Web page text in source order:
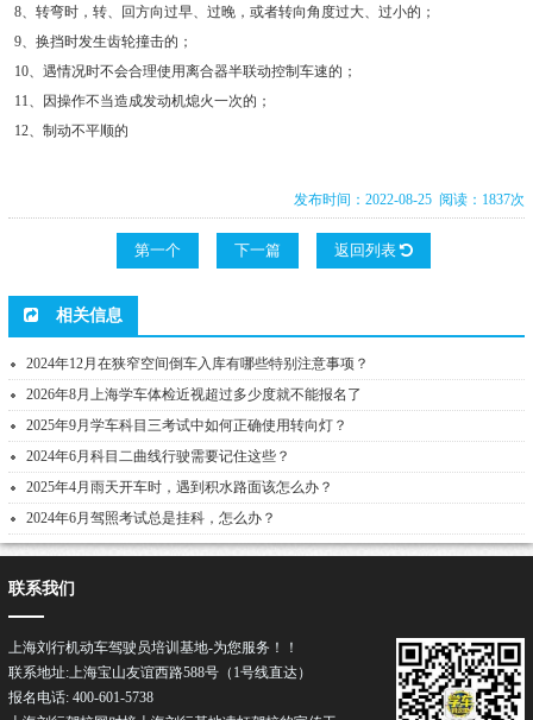
8、转弯时，转、回方向过早、过晚，或者转向角度过大、过小的；
9、换挡时发生齿轮撞击的；
10、遇情况时不会合理使用离合器半联动控制车速的；
11、因操作不当造成发动机熄火一次的；
12、制动不平顺的
发布时间：2022-08-25 阅读：1837次
第一个 下一篇 返回列表
相关信息
2024年12月在狭窄空间倒车入库有哪些特别注意事项？
2026年8月上海学车体检近视超过多少度就不能报名了
2025年9月学车科目三考试中如何正确使用转向灯？
2024年6月科目二曲线行驶需要记住这些？
2025年4月雨天开车时，遇到积水路面该怎么办？
2024年6月驾照考试总是挂科，怎么办？
联系我们
上海刘行机动车驾驶员培训基地-为您服务！！
联系地址:上海宝山友谊西路588号（1号线直达）
报名电话: 400-601-5738